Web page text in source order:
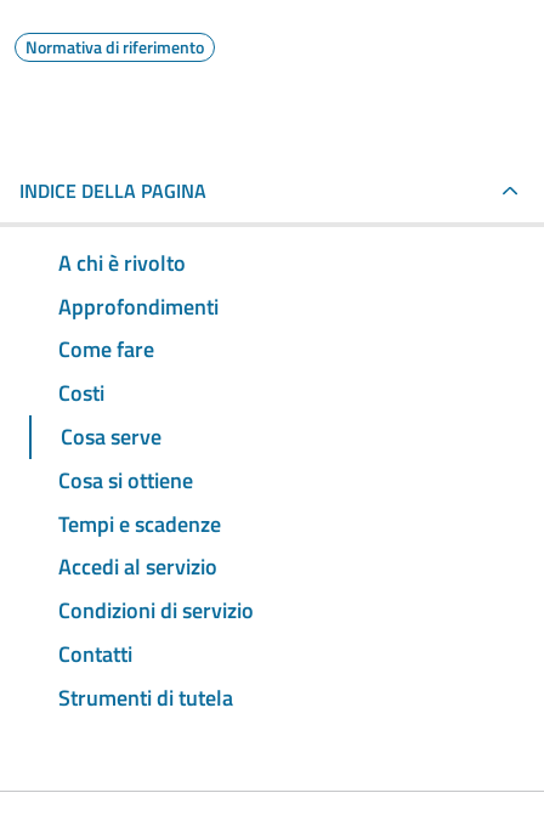
Normativa di riferimento
INDICE DELLA PAGINA
A chi è rivolto
Approfondimenti
Come fare
Costi
Cosa serve
Cosa si ottiene
Tempi e scadenze
Accedi al servizio
Condizioni di servizio
Contatti
Strumenti di tutela